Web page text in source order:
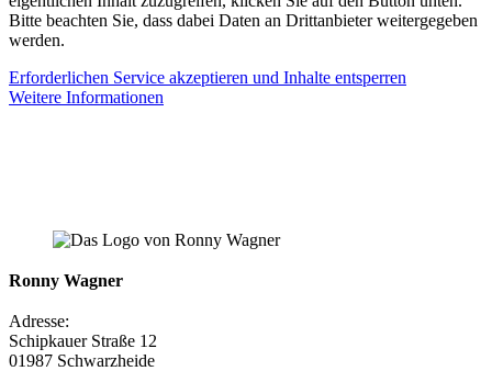
Bitte beachten Sie, dass dabei Daten an Drittanbieter weitergegeben
werden.
Erforderlichen Service akzeptieren und Inhalte entsperren
Weitere Informationen
Ronny Wagner
Adresse:
Schipkauer Straße 12
01987 Schwarzheide